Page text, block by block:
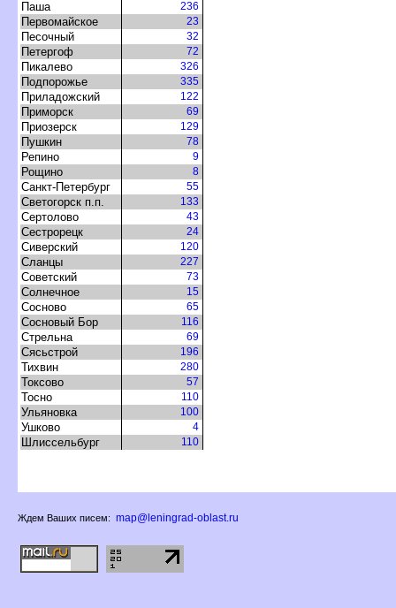
Паша 236
Первомайское 23
Песочный 32
Петергоф 72
Пикалево 326
Подпорожье 335
Приладожский 122
Приморск 69
Приозерск 129
Пушкин 78
Репино 9
Рощино 8
Санкт-Петербур 55
Светогорск п.п. 133
Сертолово 43
Сестрорецк 24
Сиверский 120
Сланцы 227
Советский 73
Солнечное 15
Сосново 65
Сосновый Бор 116
Стрельна 69
Сясьстрой 196
Тихвин 280
Токсово 57
Тосно 110
Ульяновка 100
Ушково 4
Шлиссельбур 110
Ждем Ваших писем: map@leningrad-oblast.ru